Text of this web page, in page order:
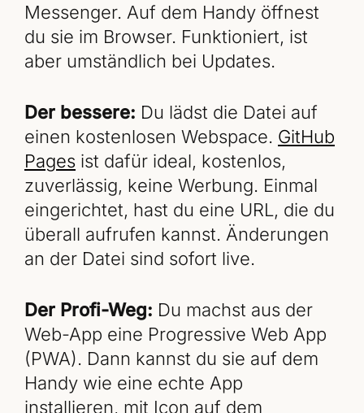
Messenger. Auf dem Handy öffnest
du sie im Browser. Funktioniert, ist
aber umständlich bei Updates.
Der bessere: Du lädst die Datei auf
einen kostenlosen Webspace. GitHub
Pages ist dafür ideal, kostenlos,
zuverlässig, keine Werbung. Einmal
eingerichtet, hast du eine URL, die du
überall aufrufen kannst. Änderungen
an der Datei sind sofort live.
Der Profi-Weg: Du machst aus der
Web-App eine Progressive Web App
(PWA). Dann kannst du sie auf dem
Handy wie eine echte App
installieren, mit Icon auf dem